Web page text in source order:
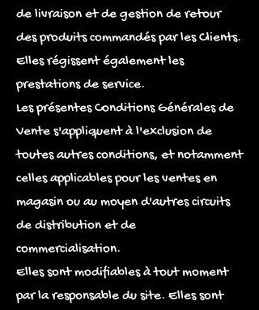
de livraison et de gestion de retour
des produits commandés par les Clients.
Elles régissent également les
prestations de service.
Les présentes Conditions Générales de
Vente s'appliquent à l'exclusion de
toutes autres conditions, et notamment
celles applicables pour les ventes en
magasin ou au moyen d'autres circuits
de distribution et de
commercialisation.
Elles sont modifiables à tout moment
par la responsable du site. Elles sont